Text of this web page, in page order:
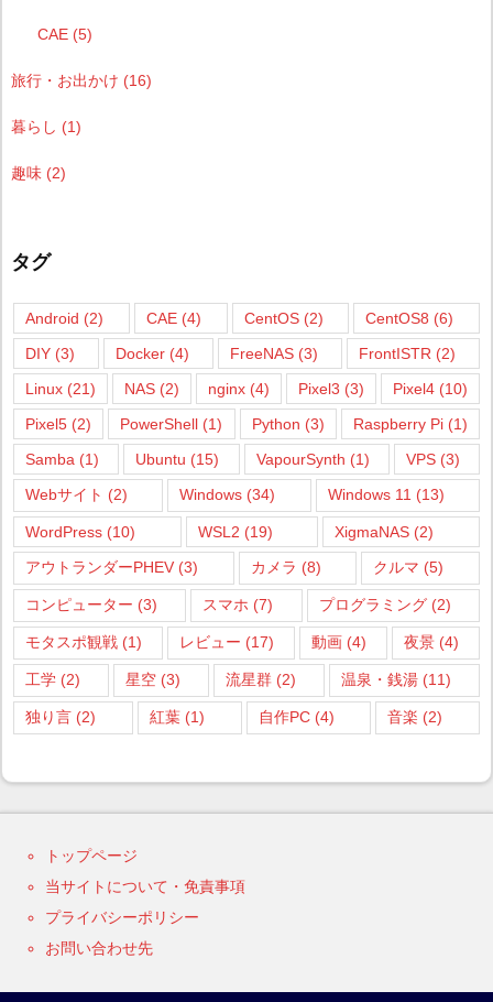
CAE (5)
旅行・お出かけ (16)
暮らし (1)
趣味 (2)
タグ
Android (2) CAE(4) CentOS(2) CentOS8 (6)
DIY (3) Docker (4) FreeNAS (3) FrontISTR (2)
Linux (21) NAS (2) nginx (4) Pixel3 (3) Pixel4 (10)
Pixel5 (2) PowerShell (1) Python (3) Raspberry Pi(1)
Samba (1) Ubuntu (15) VapourSynth (1) VPS(3)
Webサイト (2) Windows (34) Windows 11 (13)
WordPress (10) WSL2 (19) XigmaNAS (2)
アウトランダーPHEV (3) カメラ (8) クルマ (5)
コンピューター (3) スマホ (7) プログラミング(2)
モタスポ観戦 (1) レビュー (17) 動画 (4) 夜景 (4)
工学 (2) 星空 (3) 流星群 (2) 温泉・銭湯 (11)
独り言 (2) 紅葉(1) 自作PC(4) 音楽 (2)
トップページ
当サイトについて・免責事項
プライバシーポリシー
お問い合わせ先